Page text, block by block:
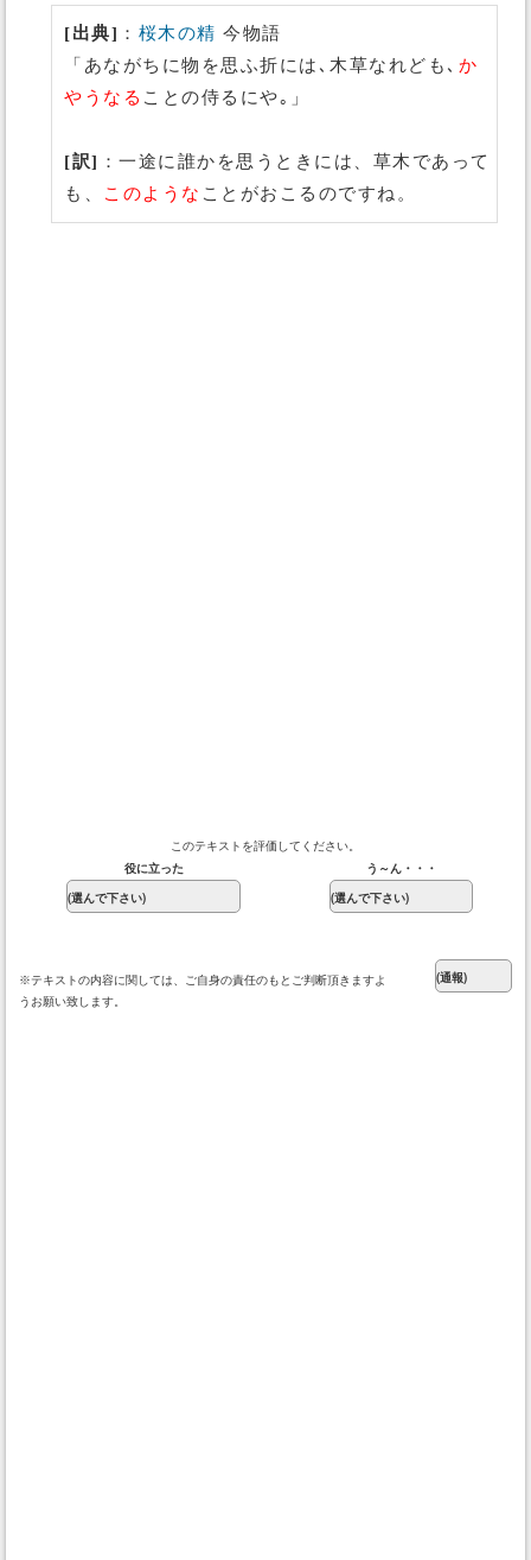
[出典] ： 桜木の精 今物語
「あながちに物を思ふ折には､木草なれども､ か
やうなる ことの侍るにや｡」
[訳] ：一途に誰かを思うときには、草木であって
も、
このような ことがおこるのですね。
このテキストを評価してください。
役に立った
う～ん・・・
※テキストの内容に関しては、ご自身の責任のもとご判断頂きますよ
うお願い致します。